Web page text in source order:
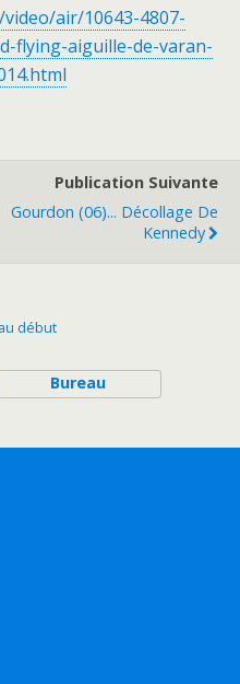
air/10643-4807-
flying-aiguille-de-varan-
Publication Suivante
Gourdon (06)... Décollage De
Kennedy
début
Bureau